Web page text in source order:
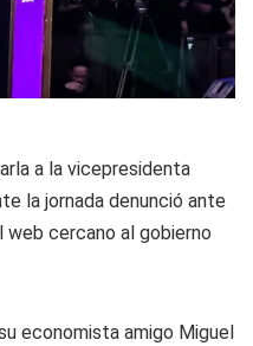
a la vicepresidenta
la jornada denunció ante
cercano al gobierno
economista amigo Miguel